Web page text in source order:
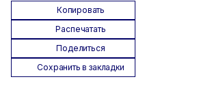
Копировать
Распечатать
Поделиться
Сохранить в закладки